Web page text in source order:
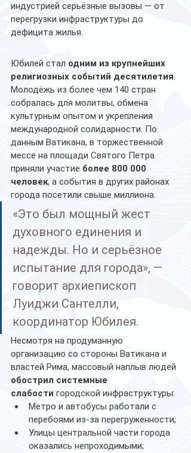
индустрией серьёзные вызовы — от
перегрузки инфраструктуры до
дефицита жилья.
Юбилей стал одним из крупнейших
религиозных событий десятилетия.
Молодёжь из более чем 140 стран
собралась для молитвы, обмена
культурным опытом и укрепления
международной солидарности. По
данным Ватикана, в торжественной
мессе на площади Святого Петра
приняли участие более 800 000
человек, а события в других районах
города посетили свыше миллиона.
«Это был мощный жест
духовного единения и
надежды. Но и серьёзное
испытание для города», —
говорит архиепископ
Луиджи Сантелли,
координатор Юбилея.
Несмотря на продуманную
организацию со стороны Ватикана и
властей Рима, массовый наплыв людей
обострил системные
слабости городской инфраструктуры:
Метро и автобусы работали с
перебоями из-за перегруженности;
Улицы центральной части города
оказались непроходимыми;